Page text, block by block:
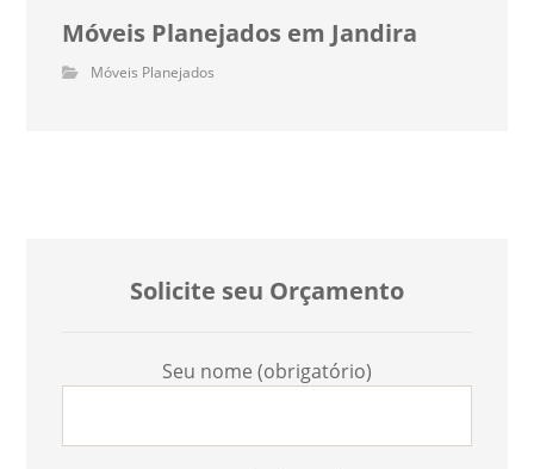
Móveis Planejados em Jandira
Móveis Planejados
Solicite seu Orçamento
Seu nome (obrigatório)